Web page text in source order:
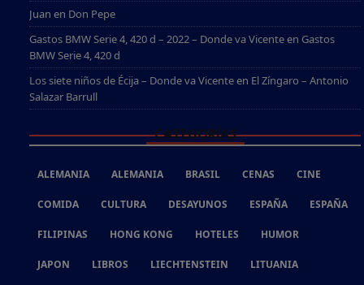
Juan en Don Pepe
Gastos BMW Serie 4, 420 d – 2022 – Donde va Vicenteen Gastos
BMW Serie 4, 420 d
Los siete niños de Écija – Donde va Vicenteen El Zíngaro – Antonio
Salazar Barrull
CATEGORÍAS
ALEMANIA ALEMANIA BRASIL CENAS CINE
COMIDA CULTURA DESAYUNOS ESPAÑA ESPAÑA
FILIPINAS HONG KONG HOTELES HUMOR
JAPON LIBROS LIECHTENSTEIN LITUANIA